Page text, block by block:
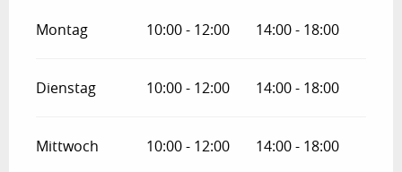
Montag 10:00 - 12:00 14:00 - 18:00
Dienstag 10:00 - 12:00 14:00 - 18:00
Mittwoch 10:00 - 12:00 14:00 - 18:00